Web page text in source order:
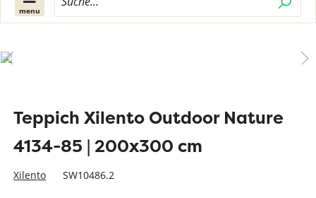
menu
Teppich Xilento Outdoor Nature
4134-85 | 200x300 cm
Xilento SW10486.2